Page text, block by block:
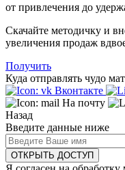
от привлечения до
Скачайте методичку и
увеличения продаж
Получить
Куда отправлять чудо
Вконтакте
На почту
Назад
Введите данные ниже
ОТКРЫТЬ ДОСТУП